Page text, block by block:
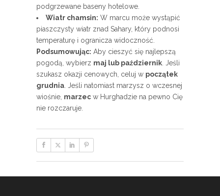
podgrzewane baseny hotelowe.
Wiatr chamsin: W marcu może wystąpić
piaszczysty wiatr znad Sahary, który podnosi
temperaturę i ogranicza widoczność.
Podsumowując: Aby cieszyć się najlepszą
pogodą, wybierz maj lub październik . Jeśli
szukasz okazji cenowych, celuj w początek
grudnia . Jeśli natomiast marzysz o wczesnej
wiośnie, marzec w Hurghadzie na pewno Cię
nie rozczaruje.